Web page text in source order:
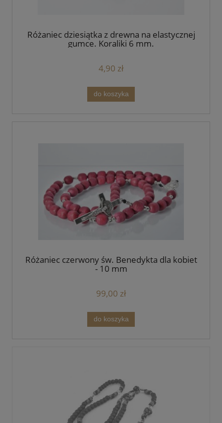
Różaniec dziesiątka z drewna na elastycznej
gumce. Koraliki 6 mm.
4,90 zł
do koszyka
Różaniec czerwony św. Benedykta dla kobiet
- 10 mm
99,00 zł
do koszyka